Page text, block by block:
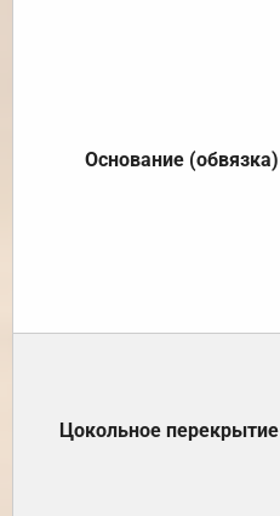
Основание (обвязка)
Цокольное перекрытие